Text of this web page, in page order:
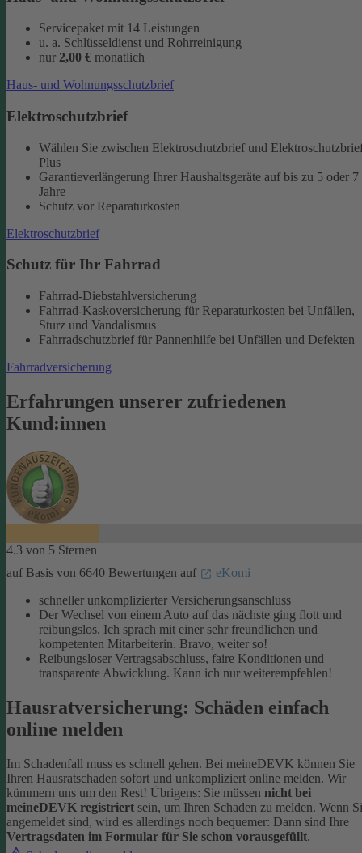
Servicepaket mit 14 Leistungen
u. a. Schlüsseldienst und Rohrreinigung
nur 2,00 € monatlich
Haus- und Wohnungsschutzbrief
Elektroschutzbrief
Wählen Sie zwischen Elektroschutzbrief und
Plus
Garantieverlängerung Ihrer Haushaltsgeräte auf bis zu 5 oder 7
Jahre
Schutz vor Reparaturkosten
Elektroschutzbrief
Schutz für Ihr Fahrrad
Fahrrad-Diebstahlversicherung
Fahrrad-Kaskoversicherung für Reparaturkosten bei Unfällen,
Sturz und Vandalismus
Fahrradschutzbrief für Pannenhilfe bei Unfällen und Defekten
Fahrradversicherung
Erfahrungen unserer zufriedenen
Kund:innen
4.3 von 5 Sternen
auf Basis von 6640 Bewertungen auf
eKomi
schneller unkomplizierter Versicherungsanschluss
Der Wechsel von einem Auto auf das nächste ging flott und
reibungslos. Ich sprach mit einer sehr freundlichen und
kompetenten Mitarbeiterin. Bravo, weiter so!
Reibungsloser Vertragsabschluss, faire Konditionen und
transparente Abwicklung. Kann ich nur weiterempfehlen!
Hausratversicherung: Schäden einfach
online melden
Im Schadenfall muss es schnell gehen. Bei meineDEVK können Sie
Ihren Hausratschaden sofort und unkompliziert online melden. Wir
kümmern uns um den Rest! Übrigens: Sie müssen nicht bei
meineDEVK registriert sein, um Ihren Schaden zu melden. Wenn
angemeldet sind, wird es allerdings noch bequemer: Dann sind Ihre
Vertragsdaten im Formular für Sie schon vorausgefüllt.